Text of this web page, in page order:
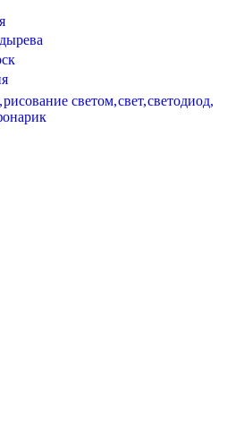
,рисование светом,свет,светодиод,